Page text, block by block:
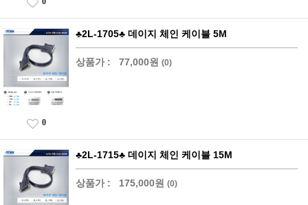
♣2L-1705♣ 데이지 체인 케이블 5M
상품가 : 77,000원 (0)
0
♣2L-1715♣ 데이지 체인 케이블 15M
상품가 : 175,000원 (0)